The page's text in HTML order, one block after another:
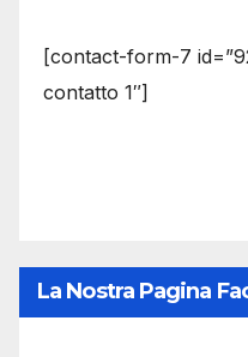
[contact-form-7
contatto 1″]
La Nostra Pagina